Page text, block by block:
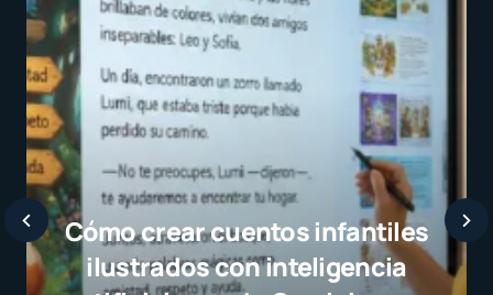
Javier Bardem elogia a la